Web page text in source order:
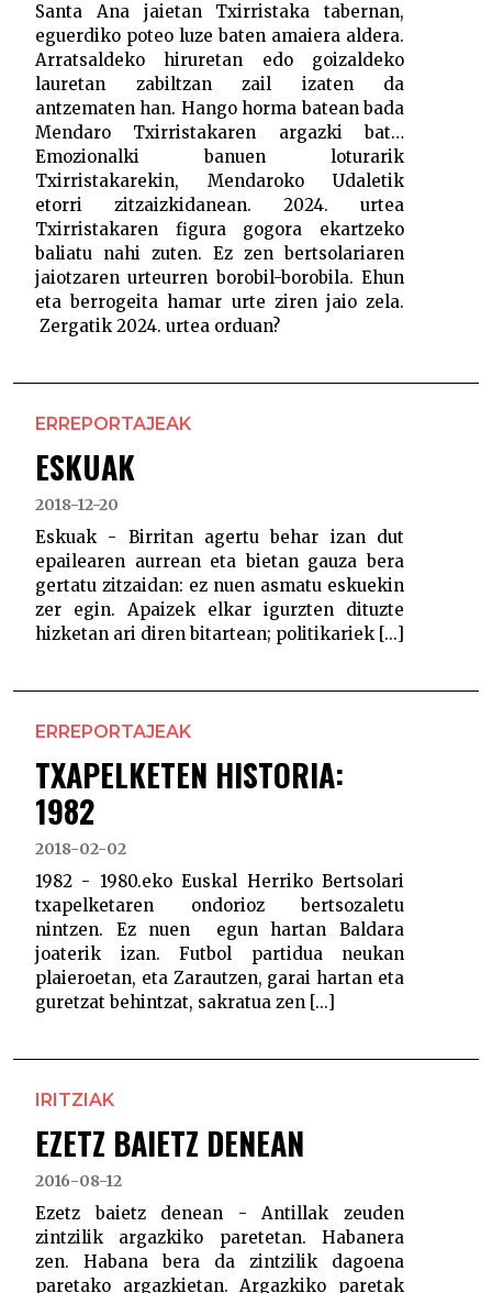
Santa Ana jaietan Txirristaka tabernan,
eguerdiko poteo luze baten amaiera aldera.
Arratsaldeko hiruretan edo goizaldeko
lauretan zabiltzan zail izaten da
antzematen han. Hango horma batean bada
Mendaro Txirristakaren argazki bat…
Emozionalki banuen loturarik
Txirristakarekin, Mendaroko Udaletik
etorri zitzaizkidanean. 2024. urtea
Txirristakaren figura gogora ekartzeko
baliatu nahi zuten. Ez zen bertsolariaren
jaiotzaren urteurren borobil-borobila. Ehun
eta berrogeita hamar urte ziren jaio zela.
Zergatik 2024. urtea orduan?
ERREPORTAJEAK
ESKUAK
2018-12-20
Eskuak - Birritan agertu behar izan dut
epailearen aurrean eta bietan gauza bera
gertatu zitzaidan: ez nuen asmatu eskuekin
zer egin. Apaizek elkar igurzten dituzte
hizketan ari diren bitartean; politikariek [...]
ERREPORTAJEAK
TXAPELKETEN HISTORIA:
1982
2018-02-02
1982 - 1980.eko Euskal Herriko Bertsolari
txapelketaren ondorioz bertsozaletu
nintzen. Ez nuen egun hartan Baldara
joaterik izan. Futbol partidua neukan
plaieroetan, eta Zarautzen, garai hartan eta
guretzat behintzat, sakratua zen [...]
IRITZIAK
EZETZ BAIETZ DENEAN
2016-08-12
Ezetz baietz denean - Antillak zeuden
zintzilik argazkiko paretetan. Habanera
zen. Habana bera da zintzilik dagoena
paretako argazkietan. Argazkiko paretak